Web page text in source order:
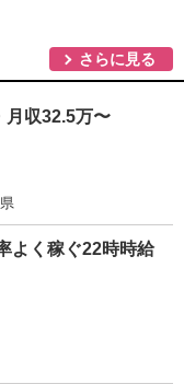
さらに見る
月収32.5万〜
よく稼ぐ22時時給